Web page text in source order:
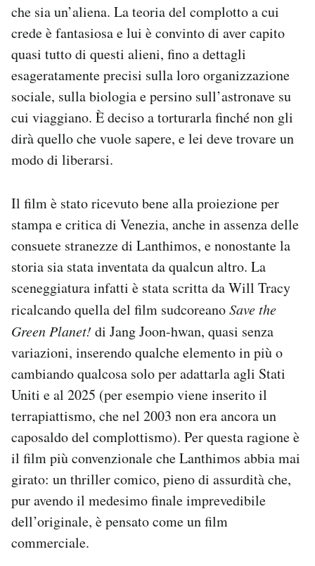
che sia un’aliena. La teoria del complotto a cui
crede è fantasiosa e lui è convinto di aver capito
quasi tutto di questi alieni, fino a dettagli
esageratamente precisi sulla loro organizzazione
sociale, sulla biologia e persino sull’astronave su
cui viaggiano. È deciso a torturarla finché non gli
dirà quello che vuole sapere, e lei deve trovare un
modo di liberarsi.
Il film è stato ricevuto bene alla proiezione per
stampa e critica di Venezia, anche in assenza delle
consuete stranezze di Lanthimos, e nonostante la
storia sia stata inventata da qualcun altro. La
sceneggiatura infatti è stata scritta da Will Tracy
ricalcando quella del film sudcoreanoSave the
Green Planet! di Jang Joon-hwan, quasi senza
variazioni, inserendo qualche elemento in più o
cambiando qualcosa solo per adattarla agli Stati
Uniti e al 2025 (per esempio viene inserito il
terrapiattismo, che nel 2003 non era ancora un
caposaldo del complottismo). Per questa ragione è
il film più convenzionale che Lanthimos abbia mai
girato: un thriller comico, pieno di assurdità che,
pur avendo il medesimo finale imprevedibile
dell’originale, è pensato come un film
commerciale.